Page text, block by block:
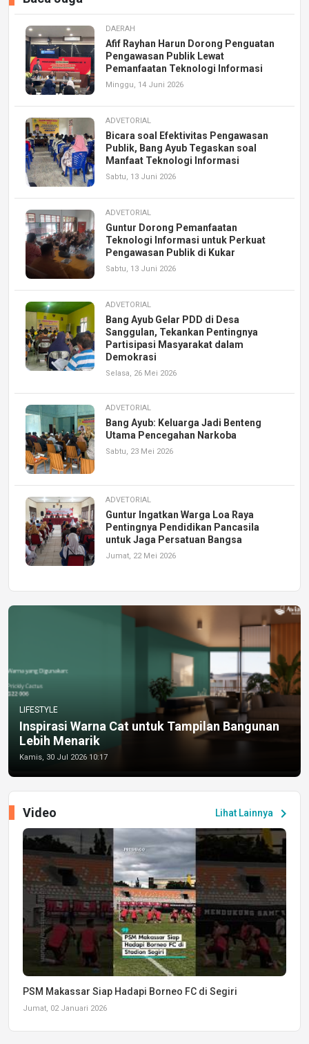
DAERAH
Afif Rayhan Harun Dorong Penguatan
Pengawasan Publik Lewat
Pemanfaatan Teknologi Informasi
Minggu, 14 Juni 2026
ADVETORIAL
Bicara soal Efektivitas Pengawasan
Publik, Bang Ayub Tegaskan soal
Manfaat Teknologi Informasi
Sabtu, 13 Juni 2026
ADVETORIAL
Guntur Dorong Pemanfaatan
Teknologi Informasi untuk Perkuat
Pengawasan Publik di Kukar
Sabtu, 13 Juni 2026
ADVETORIAL
Bang Ayub Gelar PDD di Desa
Sanggulan, Tekankan Pentingnya
Partisipasi Masyarakat dalam
Demokrasi
Selasa, 26 Mei 2026
ADVETORIAL
Bang Ayub: Keluarga Jadi Benteng
Utama Pencegahan Narkoba
Sabtu, 23 Mei 2026
ADVETORIAL
Guntur Ingatkan Warga Loa Raya
Pentingnya Pendidikan Pancasila
untuk Jaga Persatuan Bangsa
Jumat, 22 Mei 2026
LIFESTYLE
Inspirasi Warna Cat untuk Tampilan Bangunan
Lebih Menarik
Kamis, 30 Jul 2026 10:17
Lihat Lainnya chevron_right
Video
PSM Makassar Siap Hadapi Borneo FC di Segiri
Jumat, 02 Januari 2026